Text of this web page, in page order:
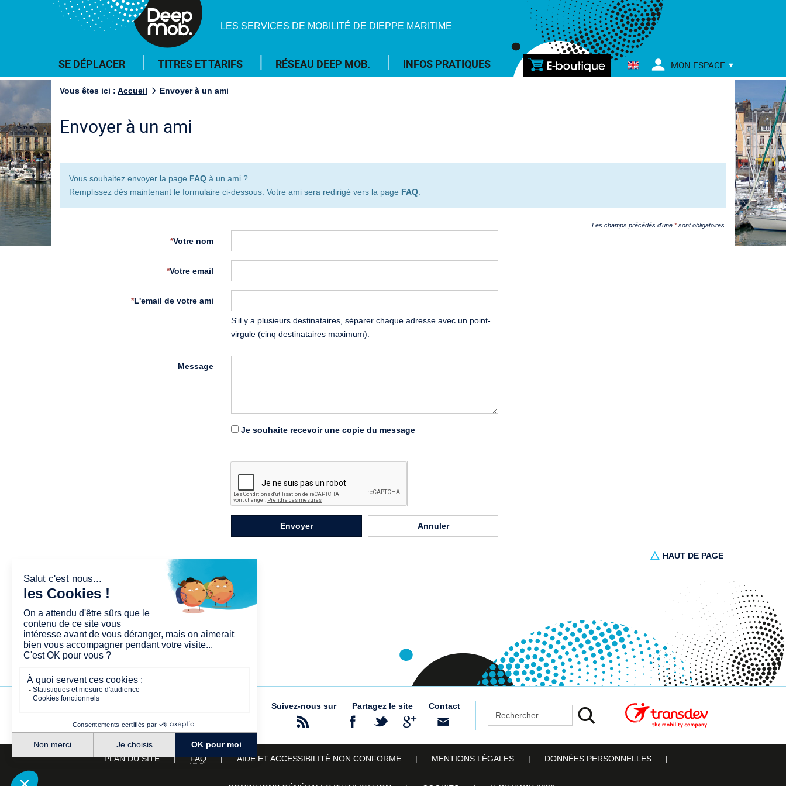
LES SERVICES DE MOBILITÉ DE DIEPPE MARITIME
Menu
SE DÉPLACER TITRES ET TARIFS RÉSEAU DEEP MOB. INFOS PRATIQUES
E-
MON ESPACE
Vous êtes ici : Accueil Envoyer à un ami
Envoyer à un ami
Vous souhaitez envoyer la page FAQ à un ami ?
Remplissez dès maintenant le formulaire ci-dessous. Votre ami sera redirigé vers la page FAQ
Les champs précédés d'une *sont obligatoires.
*Votre nom
*Votre email
*L'email de votre ami
S'il y a plusieurs destinataires, séparer chaque adresse avec un point-
virgule (cinq destinataires maximum).
Message
Je souhaite recevoir une copie du message
Envoyer Annuler
HAUT DE PAGE
Suivez-nous sur Partagez le site Contact Rechercher
PLAN DU SITE FAQ AIDE ET ACCESSIBILITÉ NON CONFORME MENTIONS LÉGALES DONNÉES PERSONNELLES